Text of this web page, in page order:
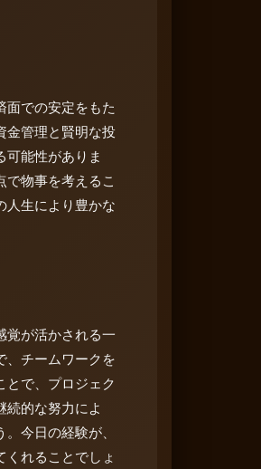
面での安定をもた
金管理と賢明な投
可能性がありま
物事を考えるこ
人生により豊かな
覚が活かされる一
、チームワークを
とで、プロジェク
続的な努力によ
今日の経験が、
れることでしょ